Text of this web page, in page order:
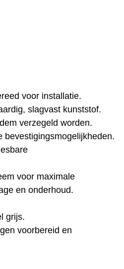
voor installatie.
slagvast kunststof.
verzegeld worden.
bevestigingsmogelijkheden.
voor maximale
en onderhoud.
grijs.
voorbereid en